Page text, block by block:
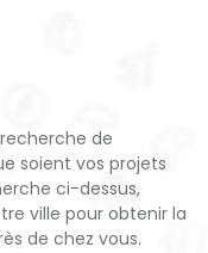
de
soient vos projets
ci-dessus,
ville pour obtenir la
de chez vous.